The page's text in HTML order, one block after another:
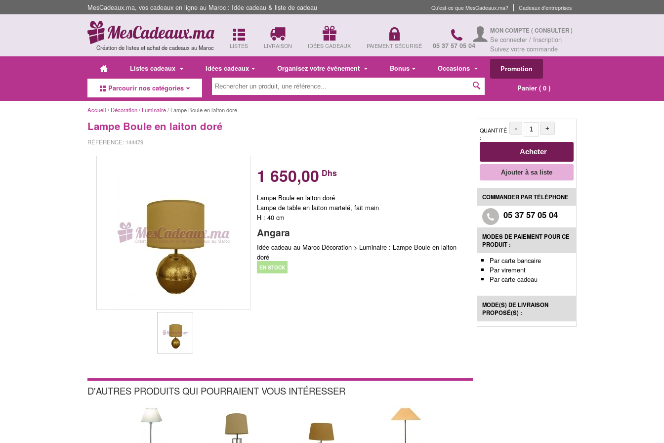
MesCadeaux.ma, vos cadeaux en ligne au Maroc : Idée cadeau & liste de cadeau Cadeaux d'entreprises
Qu'est-ce que MesCadeaux.ma?
Création de listes et achat de cadeaux au Maroc LISTES LIVRAISON IDÉES CADEAUX PAIEMENT SÉCURISÉ 05 37 57 05 04
MON COMPTE ( CONSULTER )
Se connecter / Inscription
Suivez votre commande
Listes cadeaux Idées cadeaux Organisez votre événement Bonus Occasions Promotion
Parcourir nos catégories Panier ( 0 )
Accueil / Décoration/ Luminaire/ Lampe Boule en laiton doré
Lampe Boule en laiton doré
RÉFÉRENCE: 144479
1 650,00 Dhs
Lampe Boule en laiton doré
Lampe de table en laiton martelé, fait main
H : 40 cm
Angara
Idée cadeau au Maroc Décoration > Luminaire : Lampe Boule en laiton
doré
EN STOCK
D'AUTRES PRODUITS QUI POURRAIENT VOUS INTÉRESSER
QUANTITÉ
:
- +
Acheter
Ajouter à sa liste
COMMANDER PAR TÉLÉPHONE
05 37 57 05 04
MODES DE PAIEMENT POUR CE
PRODUIT :
Par carte bancaire
Par virement
Par carte cadeau
MODE(S) DE LIVRAISON
PROPOSÉ(S) :